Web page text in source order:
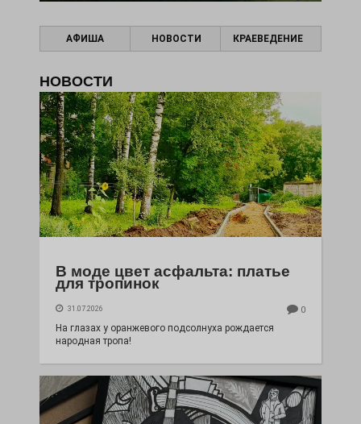
АФИША НОВОСТИ КРАЕВЕДЕНИЕ
НОВОСТИ
В моде цвет асфальта: платье
для тропинок
31.07.2026 0
На глазах у оранжевого подсолнуха рождается
народная тропа!